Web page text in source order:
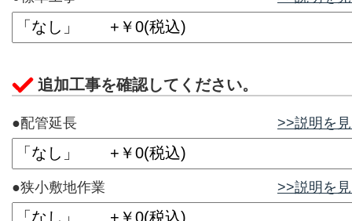
追加工事を確認してください。
●配管延長 >>説明を
●狭小敷地作業 >>説明を